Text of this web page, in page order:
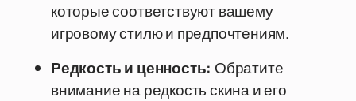
которые соответствуют вашему
игровому стилю и предпочтениям.
Редкость и ценность: Обратите
внимание на редкость скина и его